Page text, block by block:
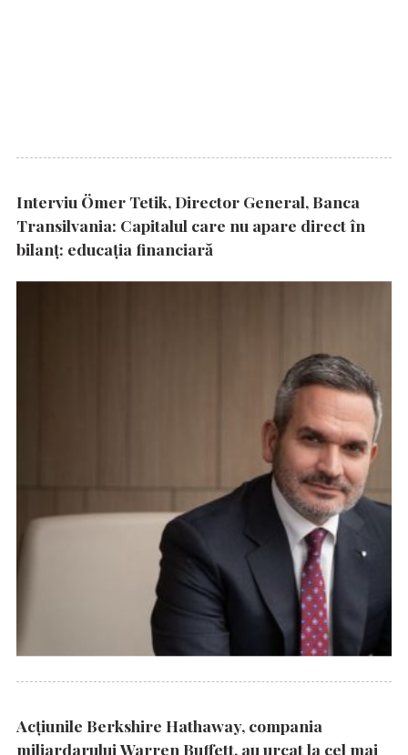
Interviu Ömer Tetik, Director General, Banca
Transilvania: Capitalul care nu apare direct în
bilanț: educația financiară
Acțiunile Berkshire Hathaway, compania
miliardarului Warren Buffett, au urcat la cel mai